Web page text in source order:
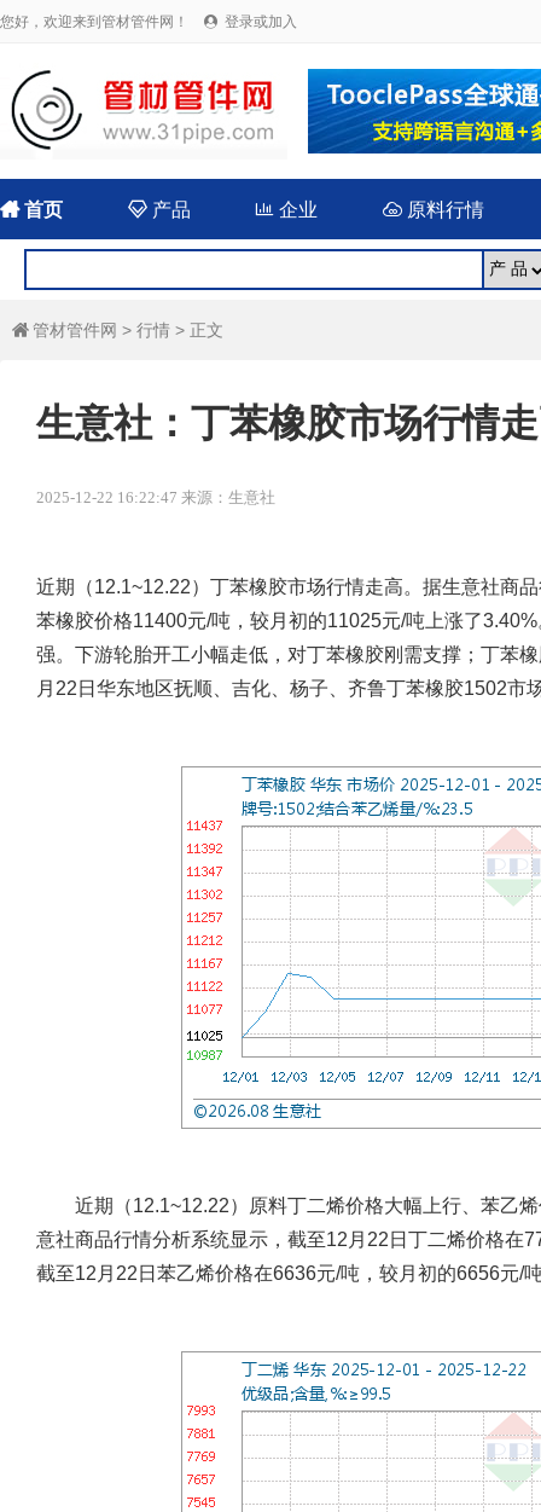
您好，欢迎来到管材管件网！  登录或加入
首页 产品  企业 原料行情
 管材管件网 > 行情 > 正文
生意社：丁苯橡胶市场行情
2025-12-22 16:22:47 来源：生意社
近期（12.1~12.22）丁苯橡胶市场行情走高。据生意社商
苯橡胶价格11400元/吨，较月初的11025元/吨上涨了
强。下游轮胎开工小幅走低，对丁苯橡胶刚需支撑；丁苯
月22日华东地区抚顺、吉化、杨子、齐鲁丁苯橡胶1502市
近期（12.1~12.22）原料丁二烯价格大幅上行、苯乙烯
意社商品行情分析系统显示，截至12月22日丁二烯价格在
截至12月22日苯乙烯价格在6636元/吨，较月初的6656元/